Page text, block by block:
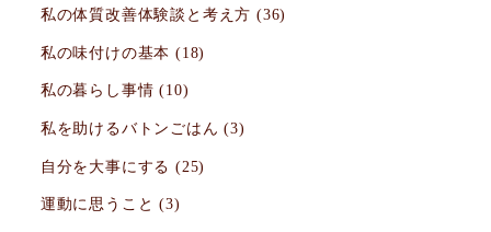
私の体質改善体験談と考え方 (36)
私の味付けの基本 (18)
私の暮らし事情 (10)
私を助けるバトンごはん (3)
自分を大事にする (25)
運動に思うこと (3)